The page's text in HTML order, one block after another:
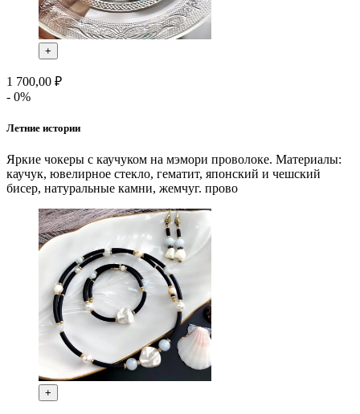
+
1 700,00 ₽
- 0%
Летние истории
Яркие чокеры с каучуком на мэмори проволоке. Материалы:
каучук, ювелирное стекло, гематит, японский и чешский
бисер, натуральные камни, жемчуг. прово
+